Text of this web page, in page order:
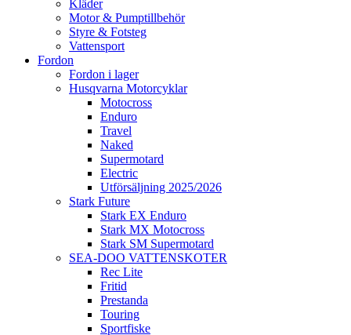
Kläder
Motor & Pumptillbehör
Styre & Fotsteg
Vattensport
Fordon
Fordon i lager
Husqvarna Motorcyklar
Motocross
Enduro
Travel
Naked
Supermotard
Electric
Utförsäljning 2025/2026
Stark Future
Stark EX Enduro
Stark MX Motocross
Stark SM Supermotard
SEA-DOO VATTENSKOTER
Rec Lite
Fritid
Prestanda
Touring
Sportfiske